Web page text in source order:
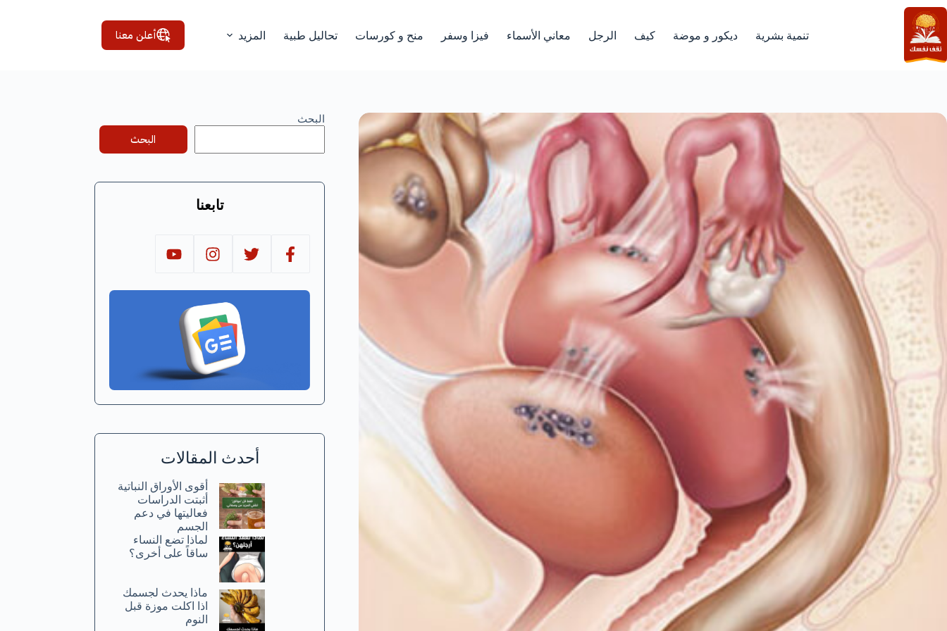
التجاوز
إلى
المحتوى
تنمية بشرية ديكور و موضة كيف الرجل معاني الأسماء فيزا وسفر منح و كورسات تحاليل طبية المزيد أعلن معنا
البحث
البحث
تابعنا
أحدث المقالات
أقوى الأوراق النباتية
أثبتت الدراسات
فعاليتها في دعم
الجسم
لماذا تضع النساء
ساقاً على أخرى؟
ماذا يحدث لجسمك
اذا اكلت موزة قبل
النوم